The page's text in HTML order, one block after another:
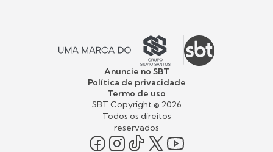
Anuncie no SBT
Política de privacidade
Termo de uso
SBT Copyright © 2026
Todos os direitos
reservados